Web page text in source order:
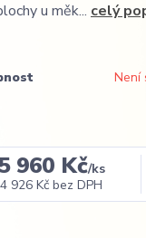
u měk... celý
Není
960 Kč/ks
4 926 Kč bez DPH